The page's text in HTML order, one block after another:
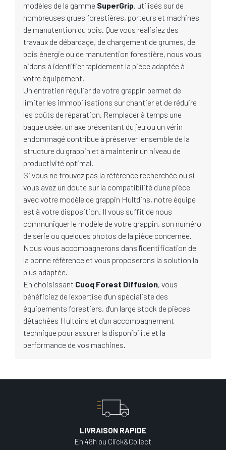
modèles de la gamme SuperGrip, utilisés sur de
nombreuses grues forestières, porteurs et machines
de manutention du bois. Que vous réalisiez des
travaux de débardage, de chargement de grumes, de
bois énergie ou de manutention forestière, nous vous
aidons à identifier rapidement la pièce adaptée à
votre équipement.
Un entretien régulier de votre grappin permet de
limiter les immobilisations sur chantier et de réduire
les coûts de réparation. Remplacer à temps une
bague usée, un axe présentant du jeu ou un vérin
endommagé contribue à préserver l'ensemble de la
structure du grappin et à maintenir un niveau de
productivité optimal.
Si vous ne trouvez pas la référence recherchée ou si
vous avez un doute sur la compatibilité d'une pièce
avec votre modèle de grappin Hultdins, notre équipe
est à votre disposition. Il vous suffit de nous
communiquer le modèle de votre grappin, son numéro
de série ou quelques photos de la pièce concernée.
Nous vous accompagnerons dans l'identification de
la bonne référence et vous proposerons la solution la
plus adaptée.
En choisissant Cuoq Forest Diffusion, vous
bénéficiez de l'expertise d'un spécialiste des
équipements forestiers, d'un large stock de pièces
détachées Hultdins et d'un accompagnement
technique pour assurer la disponibilité et la
performance de vos machines.
LIVRAISON RAPIDE
En 48h ou Click&Collect